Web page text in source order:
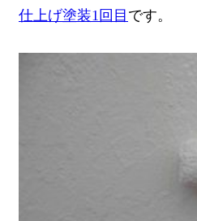
仕上げ塗装1回目 です。